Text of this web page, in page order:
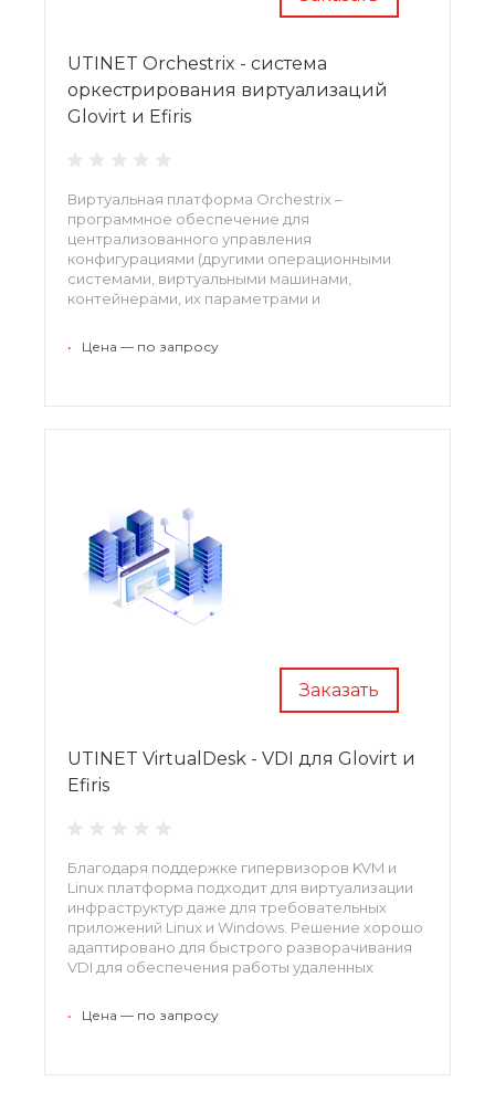
UTINET Orchestrix - система
оркестрирования виртуализаций
Glovirt и Efiris
Виртуальная платформа Orchestrix –
программное обеспечение для
централизованного управления
конфигурациями (другими операционными
системами, виртуальными машинами,
контейнерами, их параметрами и
Windows, а также FreeBSD, Solaris, MacOS.
• Цена — по запросу
Заказать
UTINET VirtualDesk - VDI для Glovirt и
Efiris
Благодаря поддержке гипервизоров KVM и
Linux платформа подходит для виртуализации
инфраструктур даже для требовательных
приложений Linux и Windows. Решение хорошо
адаптировано для быстрого разворачивания
VDI для обеспечения работы удаленных
• Цена — по запросу